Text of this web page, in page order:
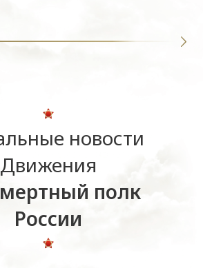
новости
Движения
полк
России